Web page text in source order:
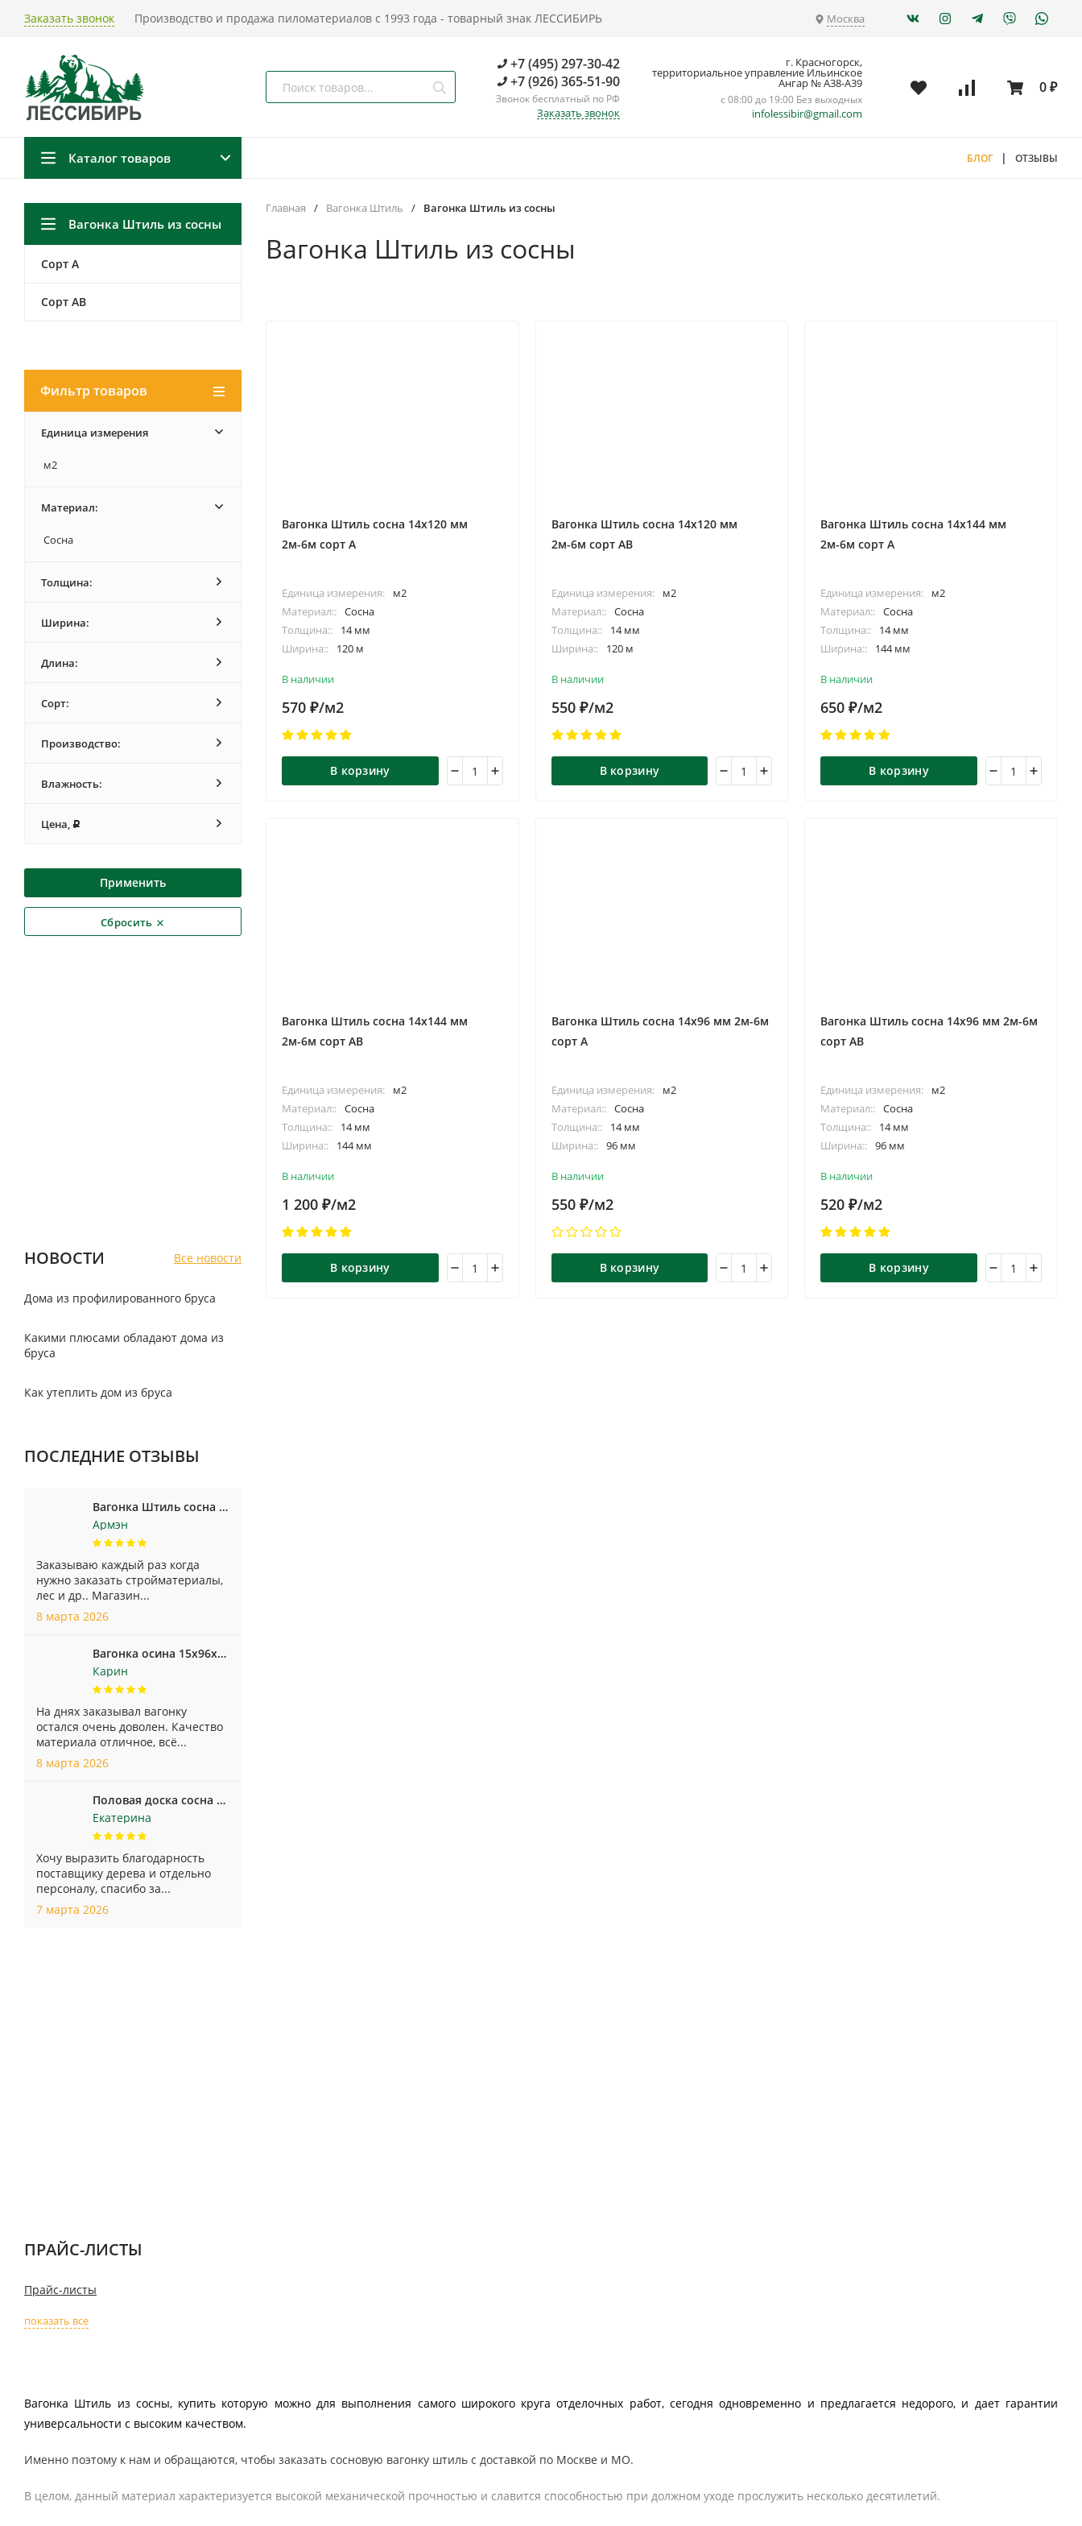
Заказать звонок Производство и продажа пиломатериалов с 1993 года - товарный знак ЛЕССИБИРЬ Москва
+7 (495) 297-30-42
+7 (926) 365-51-90
Звонок бесплатный по РФ
Заказать звонок
г. Красногорск,
территориальное управление Ильинское
Ангар № А38-А39
с 08:00 до 19:00 Без выходных
infolessibir@gmail.com
0 ₽
Каталог товаров БЛОГ | ОТЗЫВЫ
Вагонка Штиль из сосны
Сорт А
Сорт АB
Фильтр товаров
Единица измерения
м2
Материал:
Сосна
Толщина:
Ширина:
Длина:
Сорт:
Производство:
Влажность:
Цена, Р
Применить
Сбросить
Все новости
НОВОСТИ
Дома из профилированного бруса
Какими плюсами обладают дома из
бруса
Как утеплить дом из бруса
ПОСЛЕДНИЕ ОТЗЫВЫ
Вагонка Штиль сосна 14х120 мм 2м-6м сорт А
Армэн
Заказываю каждый раз когда
нужно заказать стройматериалы,
лес и др.. Магазин...
8 марта 2026
Вагонка осина 15х96х2000 мм сорт Экстра
Карин
На днях заказывал вагонку
остался очень доволен. Качество
материала отличное, всё...
8 марта 2026
Половая доска сосна 35х140 мм 3м-6м сорт А
Екатерина
Хочу выразить благодарность
поставщику дерева и отдельно
персоналу, спасибо за...
7 марта 2026
ПРАЙС-ЛИСТЫ
Прайс-листы
показать все
Главная / Вагонка Штиль / Вагонка Штиль из сосны
Вагонка Штиль из сосны
Вагонка Штиль сосна 14х120 мм
2м-6м сорт А
Единица измерения:
м2
Материал:: Сосна
Толщина::
14 мм
Ширина::
120 м
В наличии
570 ₽/м2
В корзину
Вагонка Штиль сосна 14х120 мм
2м-6м сорт АВ
Единица измерения:
м2
Материал:: Сосна
Толщина::
14 мм
Ширина::
120 м
В наличии
550 ₽/м2
В корзину
Вагонка Штиль сосна 14х144 мм
2м-6м сорт А
Единица измерения:
м2
Материал:: Сосна
Толщина::
14 мм
Ширина::
144 мм
В наличии
650₽/м2
В корзину
Вагонка Штиль сосна 14х144 мм
2м-6м сорт АВ
Единица измерения:
м2
Материал:: Сосна
Толщина::
14 мм
Ширина::
144 мм
В наличии
1 200 ₽/м2
В корзину
Вагонка Штиль сосна 14х96 мм 2м-6м
сорт А
Единица измерения:
м2
Материал:: Сосна
Толщина::
14 мм
Ширина:: 96 мм
В наличии
550 ₽/м2
В корзину
Вагонка Штиль сосна 14х96 мм 2м-6м
сорт АВ
Единица измерения:
м2
Материал:: Сосна
Толщина::
14 мм
Ширина:: 96 мм
В наличии
520₽/м2
В корзину
Вагонка Штиль из сосны, купить которую можно для выполнения самого широкого круга отделочных работ, сегодня одновременно и предлагается недорого, и дает гарантии
универсальности с высоким качеством.
Именно поэтому к нам и обращаются, чтобы заказать сосновую вагонку штиль с доставкой по Москве и МО.
В целом, данный материал характеризуется высокой механической прочностью и славится способностью при должном уходе прослужить несколько десятилетий.